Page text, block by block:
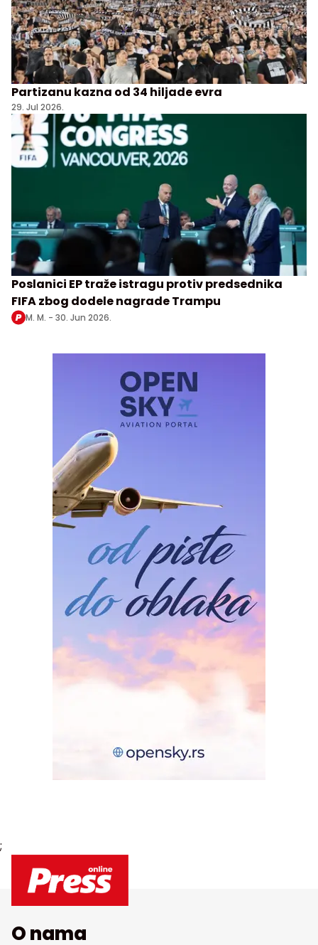
Partizanu kazna od 34 hiljade evra
29. Jul 2026.
Poslanici EP traže istragu protiv predsednika
FIFA zbog dodele nagrade Trampu
M. M. - 30. Jun 2026.
;
O nama